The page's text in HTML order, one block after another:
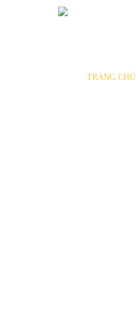
TRANG CHỦ